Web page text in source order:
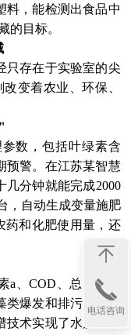
料，能检测出食品中
的目标。
只存在于实验室的尖
变着农业、环保、
数，包括叶绿素含
预警。在江苏某智慧
几分钟就能完成2000
，自动生成变量施肥
药和化肥使用量，还
、COD、总磷、总
类爆发和排污口。在
术实现了水质污染
电话咨询